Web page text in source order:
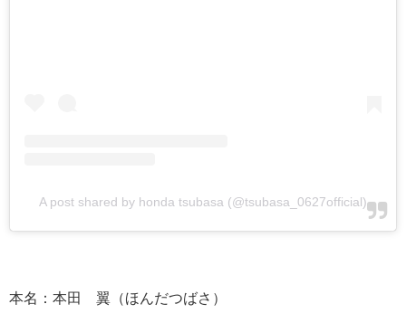
A post shared by honda tsubasa (@tsubasa_0627official)
本名：本田 翼（ほんだつばさ）